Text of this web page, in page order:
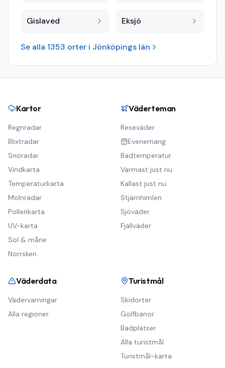
Gislaved Eksjö
Se alla 1353 orter i Jönköpings län
Kartor
Regnradar
Blixtradar
Snöradar
Vindkarta
Temperaturkarta
Molnradar
Pollenkarta
UV-karta
Sol & måne
Norrsken
Väderteman
Reseväder
Evenemang
Badtemperatur
Varmast just nu
Kallast just nu
Stjärnhimlen
Sjöväder
Fjällväder
Väderdata
Vädervarningar
Alla regioner
Turistmål
Skidorter
Golfbanor
Badplatser
Alla turistmål
Turistmål-karta